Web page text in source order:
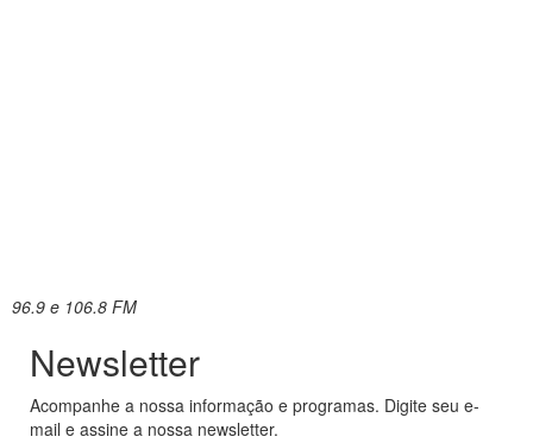
96.9 e 106.8 FM
Newsletter
Acompanhe a nossa informação e programas. Digite seu e-
mail e assine a nossa newsletter.